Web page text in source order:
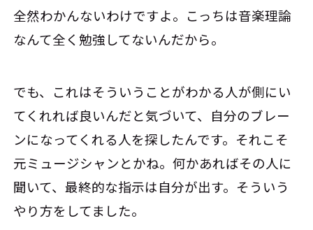
全然わかんないわけですよ。こっちは音楽理論
なんて全く勉強してないんだから。
でも、これはそういうことがわかる人が側にい
てくれれば良いんだと気づいて、自分のブレー
ンになってくれる人を探したんです。それこそ
元ミュージシャンとかね。何かあればその人に
聞いて、最終的な指示は自分が出す。そういう
やり方をしてました。